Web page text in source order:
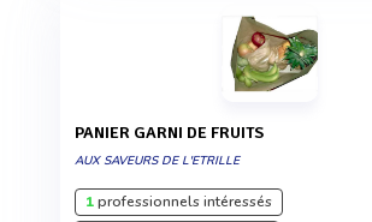
PANIER GARNI DE FRUITS
AUX SAVEURS DE L'ETRILLE
1professionnels intéressés